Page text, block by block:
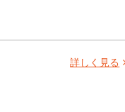
詳しく見る